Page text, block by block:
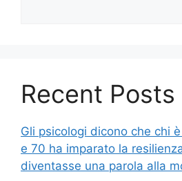
Recent Posts
Gli psicologi dicono che chi
e 70 ha imparato la
diventasse una parola alla